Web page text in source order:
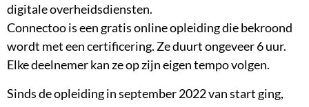
digitale overheidsdiensten.
Connectoo is een gratis online opleiding die bekroond
wordt met een certificering. Ze duurt ongeveer 6 uur.
Elke deelnemer kan ze op zijn eigen tempo volgen.
Sinds de opleiding in september 2022 van start ging,